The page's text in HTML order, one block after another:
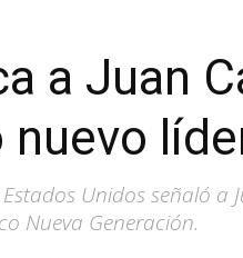
a Juan
Unidos señaló a
Nueva Generación.